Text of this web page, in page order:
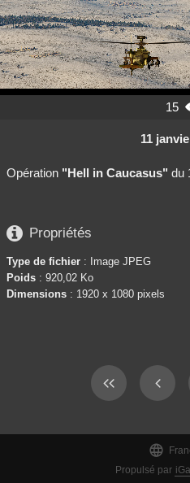
15
11
Opération "Hell in Caucasus" du
 Propriétés
Type de fichier : Image JPEG
Poids : 920,02 Ko
Dimensions : 1920 x 1080 pixels

Propulsé par